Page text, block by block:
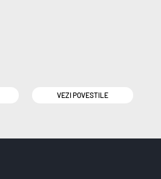
VEZI POVESTILE